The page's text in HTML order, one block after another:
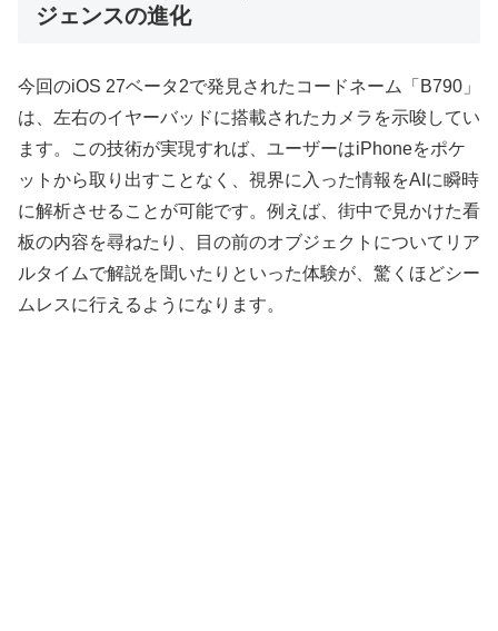
ジェンスの進化
今回のiOS 27ベータ2で発見されたコードネーム「B790」
は、左右のイヤーバッドに搭載されたカメラを示唆してい
ます。この技術が実現すれば、ユーザーはiPhoneをポケ
ットから取り出すことなく、視界に入った情報をAIに瞬時
に解析させることが可能です。例えば、街中で見かけた看
板の内容を尋ねたり、目の前のオブジェクトについてリア
ルタイムで解説を聞いたりといった体験が、驚くほどシー
ムレスに行えるようになります。